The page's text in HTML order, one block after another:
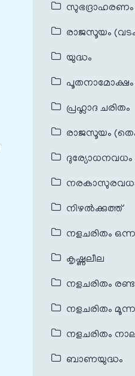
സുഭദ്രാഹരണം
രാജസൂയം
യുദ്ധം
പൂതനാമോക്ഷം
പ്രഹ്ലാദ ചരിതം
രാജസൂയം
ദുര്യോധനവധം
നിഴൽക്കുത്ത്
നളചരിതം
കൃഷ്ണലീല
നളചരിതം
നളചരിതം
നളചരിതം
ബാണയുദ്ധം